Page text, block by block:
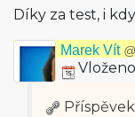
Díky za test, i
Marek Vít